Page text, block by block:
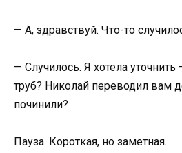
— А, здравствуй. Что-то
— Случилось. Я хотела
труб? Николай переводил вам
починили?
Пауза. Короткая, но заметная.